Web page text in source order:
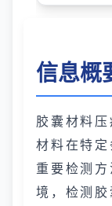
信息概
胶囊材料
材料在特
重要检测
境，检测